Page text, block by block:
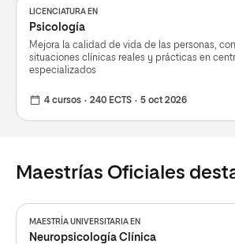
LICENCIATURA EN
Psicología
Mejora la calidad de vida de las personas, con
situaciones clínicas reales y prácticas en
especializados
4 cursos 240 ECTS 5 oct 2026
Maestrías Oficiales
MAESTRÍA UNIVERSITARIA EN
Neuropsicología Clínica